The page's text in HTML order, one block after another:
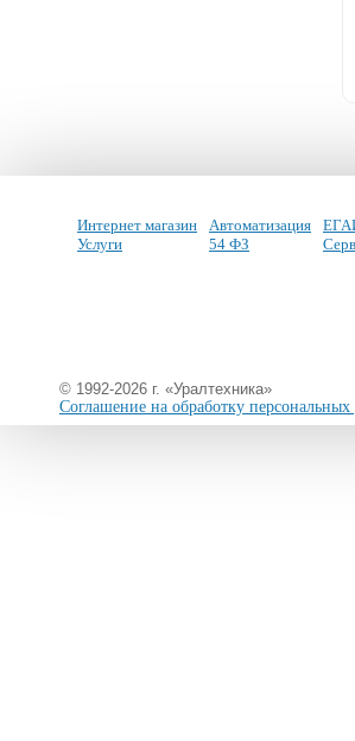
Интернет магазин
Услуги
Автоматизация
54 ФЗ
© 1992-2026 г. «Уралтехника»
Соглашение на обработку